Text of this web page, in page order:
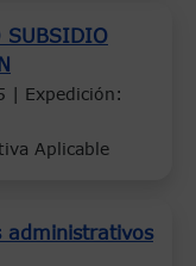
SUBSIDIO
| Expedición:
Aplicable
administrativos